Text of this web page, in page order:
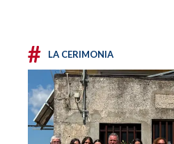
# LA CERIMONIA